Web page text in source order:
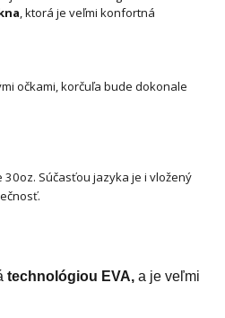
, ktorá je veľmi konfortná
očkami, korčuľa bude dokonale
30oz. Súčasťou jazyka je i vložený
technológiou EVA, a je veľmi